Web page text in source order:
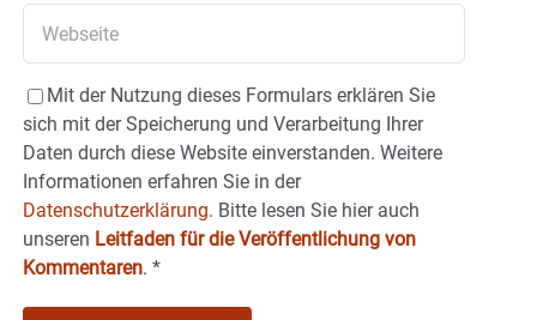
Mit der Nutzung dieses Formulars erklären Sie
sich mit der Speicherung und Verarbeitung Ihrer
Daten durch diese Website einverstanden. Weitere
Informationen erfahren Sie in der
Datenschutzerklärung. Bitte lesen Sie hier auch
unseren Leitfaden für die Veröffentlichung von
Kommentaren. *